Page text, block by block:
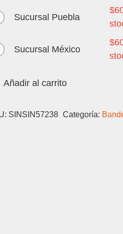
Sucursal Puebla
$
Sucursal México
$
Añadir al carrito
SINSIN57238 Categoría: